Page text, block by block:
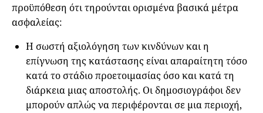
προϋπόθεση ότι τηρούνται ορισμένα βασικά μέτρα
ασφαλείας:
Η σωστή αξιολόγηση των κινδύνων και η
επίγνωση της κατάστασης είναι απαραίτητη τόσο
κατά το στάδιο προετοιμασίας όσο και κατά τη
διάρκεια μιας αποστολής. Οι δημοσιογράφοι δεν
μπορούν απλώς να περιφέρονται σε μια περιοχή,